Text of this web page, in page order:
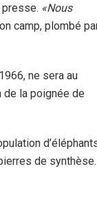
presse. «Nous
camp, plombé
ne sera au
de la poignée de
de synthèse.